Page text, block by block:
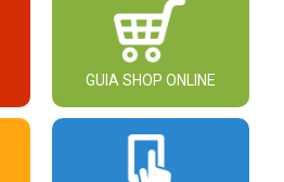
GUIA SHOP ONLINE